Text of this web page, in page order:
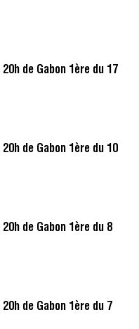
de Gabon 1ère du 17
de Gabon 1ère du 10
de Gabon 1ère du 8
de Gabon 1ère du 7